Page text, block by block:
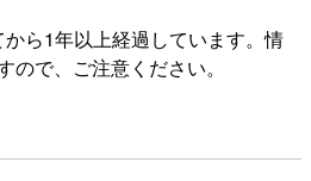
ら1年以上経過しています。情
で、ご注意ください。